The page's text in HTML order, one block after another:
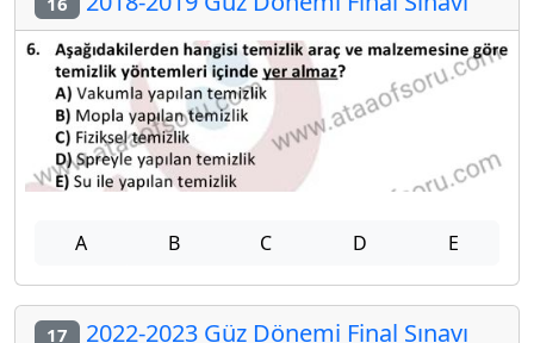
A B C D E
17 2022-2023 Güz Dönemi Final Sınavı